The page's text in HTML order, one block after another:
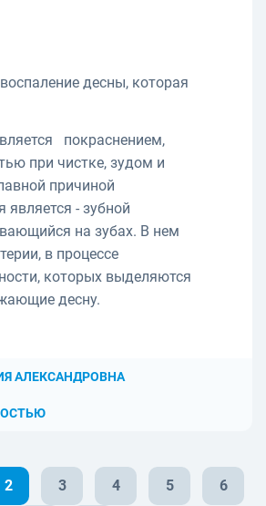
десны, которая
покраснением,
при чистке, зудом и
причиной
является - зубной
на зубах. В нем
в процессе
которых выделяются
десну.
АЛЕКСАНДРОВНА
2 3 4 5 6